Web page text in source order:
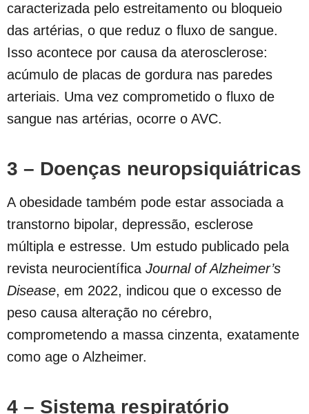
caracterizada pelo estreitamento ou bloqueio
das artérias, o que reduz o fluxo de sangue.
Isso acontece por causa da aterosclerose:
acúmulo de placas de gordura nas paredes
arteriais. Uma vez comprometido o fluxo de
sangue nas artérias, ocorre o AVC.
3 – Doenças neuropsiquiátricas
A obesidade também pode estar associada a
transtorno bipolar, depressão, esclerose
múltipla e estresse. Um estudo publicado pela
revista neurocientífica Journal of Alzheimer’s
Disease, em 2022, indicou que o excesso de
peso causa alteração no cérebro,
comprometendo a massa cinzenta, exatamente
como age o Alzheimer.
4 – Sistema respiratório